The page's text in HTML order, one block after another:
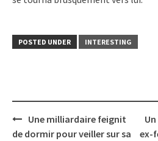
POSTED UNDER INTERESTING
Post
navigation
Une milliardaire feignit
de dormir pour veiller sur sa
ex-